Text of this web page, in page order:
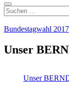
Suche
Suchen
nach:
Bundestagwahl 2017
Unser
Unser